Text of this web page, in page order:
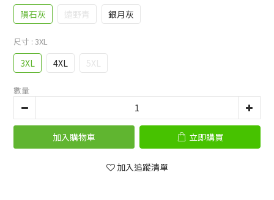
隕石灰 遠野青 銀月灰
尺寸 : 3XL
3XL 4XL 5XL
數量
加入購物車 立即購買
加入追蹤清單